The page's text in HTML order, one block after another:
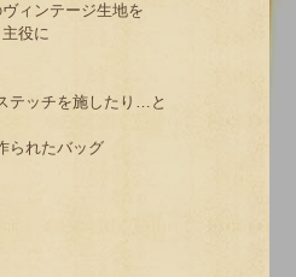
ィンテージ生地を
主役に
テッチを施したり…と
られたバッグ